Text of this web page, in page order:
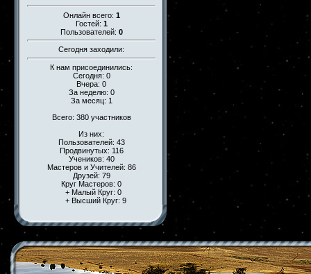
Онлайн всего: 1
Гостей: 1
Пользователей: 0
Сегодня заходили:
К нам присоединились:
Сегодня: 0
Вчера: 0
За неделю: 0
За месяц: 1
Всего: 380 участников
Из них:
Пользователей: 43
Продвинутых: 116
Учеников: 40
Мастеров и Учителей: 86
Друзей: 79
Круг Мастеров: 0
+ Малый Круг: 0
+ Высший Круг: 9